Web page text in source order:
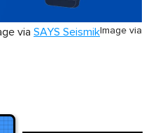
via SAYS Seismik Image via